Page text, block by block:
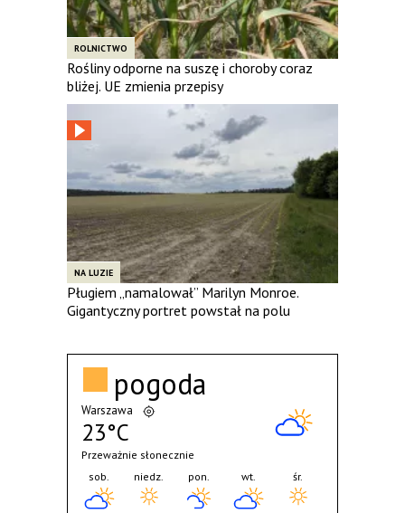
ROLNICTWO
Rośliny odporne na suszę i choroby coraz
bliżej. UE zmienia przepisy
NA LUZIE
Pługiem „namalował” Marilyn Monroe.
Gigantyczny portret powstał na polu
pogoda
Warszawa
23°C
Przeważnie słonecznie
sob.
niedz. pon. wt. śr.